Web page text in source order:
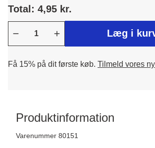
Total: 4,95 kr.
Læg i
Få 15% på dit første køb. Tilmeld vores
Produktinformation
Varenummer 80151